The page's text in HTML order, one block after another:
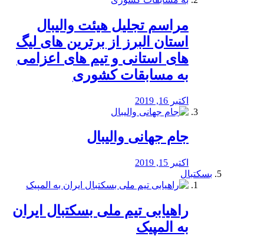
مراسم تجلیل هیئت والیبال
استان البرز از برترین های لیگ
های استانی و تیم های اعزامی
به مسابقات کشوری
اکتبر 16, 2019
جام جهانی والیبال
اکتبر 15, 2019
بسکتبال
راهیابی تیم ملی بسکتبال ایران
به المپیک